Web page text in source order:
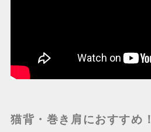
猫背・巻き肩におすすめ！